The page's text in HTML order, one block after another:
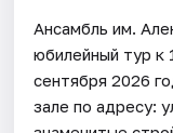
Ансамбль им.
юбилейный тур к
сентября 2026
зале по адресу: